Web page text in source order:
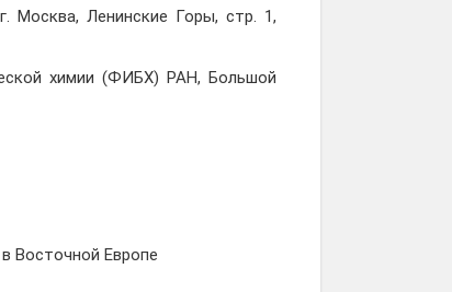
Москва, Ленинские Горы, стр. 1,
химии (ФИБХ) РАН, Большой
Восточной Европе